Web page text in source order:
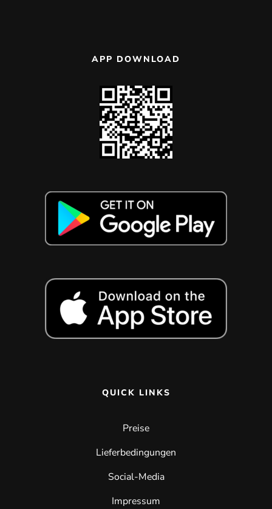
APP DOWNLOAD
QUICK LINKS
Preise
Lieferbedingungen
Social-Media
Impressum